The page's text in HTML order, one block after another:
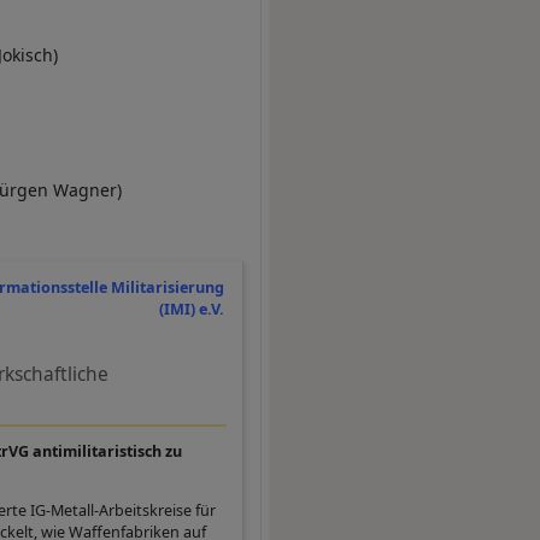
Wagner)
Militarisierung
(IMI) e.V.
antimilitaristisch zu
IG-Metall-Arbeitskreise für
wie Waffenfabriken auf